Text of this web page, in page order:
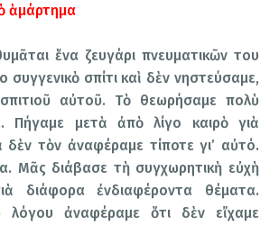
ἁμάρτημα
ἕνα ζευγάρι πνευματικῶν του
σπίτι καὶ δὲν νηστεύσαμε,
αὐτοῦ. Τὸ θεωρήσαμε πολὺ
Πήγαμε μετὰ ἀπὸ λίγο καιρὸ γιὰ
τὸν ἀναφέραμε τίποτε γι’ αὐτό.
Μᾶς διάβασε τὴ συγχωρητικὴ εὐχὴ
διάφορα ἐνδιαφέροντα θέματα.
ἀναφέραμε ὅτι δὲν εἴχαμε